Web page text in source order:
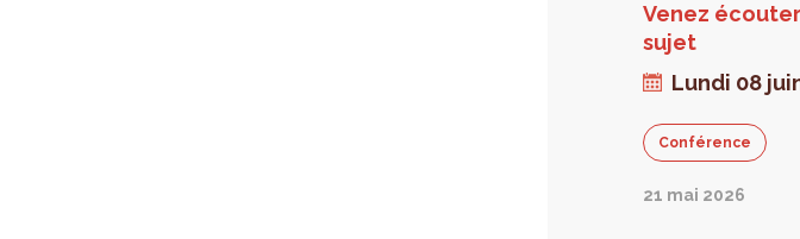
Venez
sujet
Lundi 08
Conférence
21 mai 2026